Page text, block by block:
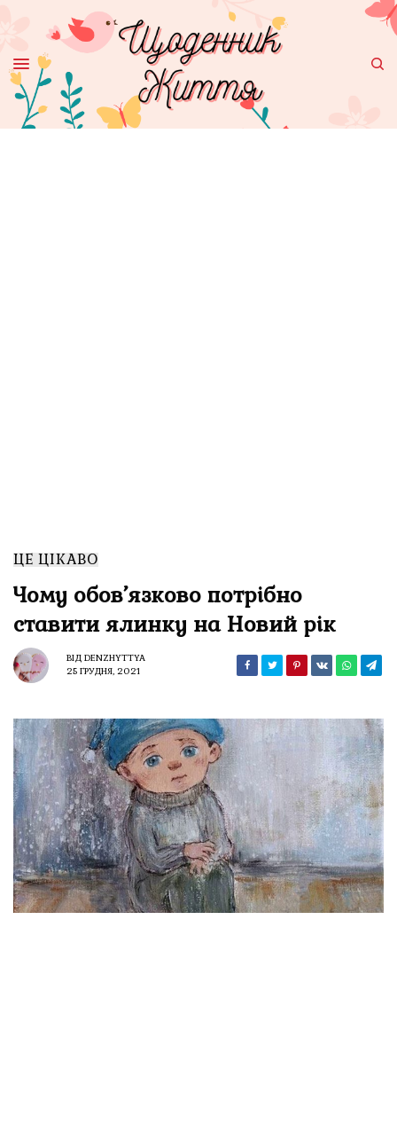
ЦЕ ЦІКАВО
Чому обов’язково потрібно
ставити ялинку на Новий рік
ВІД DENZHYTTYA
25 ГРУДНЯ, 2021